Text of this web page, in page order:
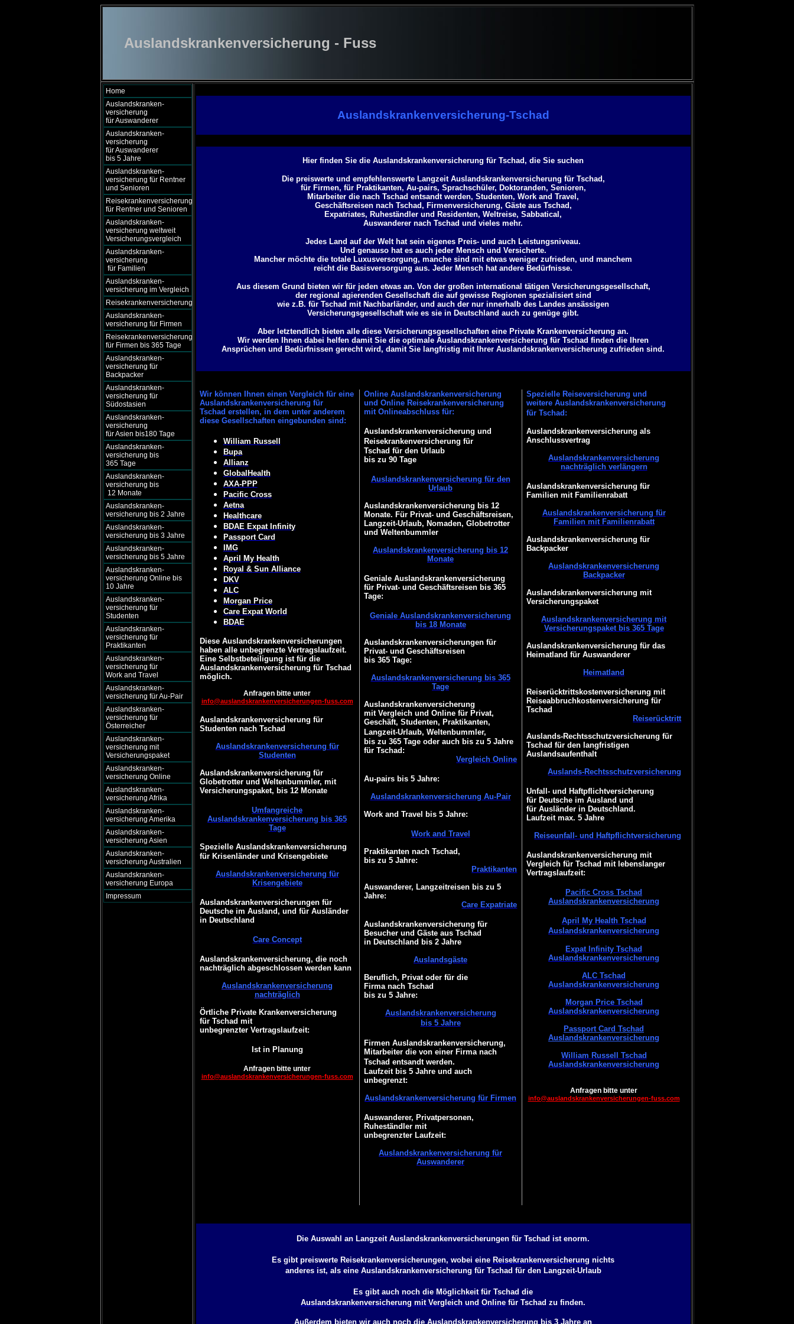
Auslandskrankenversicherung - Fuss
Home
Auslandskranken-
versicherung
für Auswanderer
Auslandskranken-
versicherung
für Auswanderer
bis 5 Jahre
Auslandskranken-
versicherung für Rentner
und Senioren
Reisekrankenversicherung
für Rentner und Senioren
Auslandskranken-
versicherung weltweit
Versicherungsvergleich
Auslandskranken-
versicherung
für Familien
Auslandskranken-
versicherung im Vergleich
Reisekrankenversicherung
Auslandskranken-
versicherung für Firmen
Reisekrankenversicherung
für Firmen bis 365 Tage
Auslandskranken-
versicherung für
Backpacker
Auslandskranken-
versicherung für
Südostasien
Auslandskranken-
versicherung
für Asien bis180 Tage
Auslandskranken-
versicherung bis
365 Tage
Auslandskranken-
versicherung bis
12 Monate
Auslandskranken-
versicherung bis 2 Jahre
Auslandskranken-
versicherung bis 3 Jahre
Auslandskranken-
versicherung bis 5 Jahre
Auslandskranken-
versicherung Online bis
10 Jahre
Auslandskranken-
versicherung für
Studenten
Auslandskranken-
versicherung für
Praktikanten
Auslandskranken-
versicherung für
Work and Travel
Auslandskranken-
versicherung für Au-Pair
Auslandskranken-
versicherung für
Österreicher
Auslandskranken-
versicherung mit
Versicherungspaket
Auslandskranken-
versicherung Online
Auslandskranken-
versicherung Afrika
Auslandskranken-
versicherung Amerika
Auslandskranken-
versicherung Asien
Auslandskranken-
versicherung Australien
Auslandskranken-
versicherung Europa
Impressum
Auslandskrankenversicherung-Tschad
Hier finden Sie die Auslandskrankenversicherung für Tschad, die Sie suchen
Die preiswerte und empfehlenswerte Langzeit Auslandskrankenversicherung für Tschad,
für Firmen, für Praktikanten, Au-pairs, Sprachschüler, Doktoranden, Senioren,
Mitarbeiter die nach Tschad entsandt werden, Studenten, Work and Travel,
Geschäftsreisen nach Tschad, Firmenversicherung, Gäste aus Tschad,
Expatriates, Ruheständler und Residenten, Weltreise, Sabbatical ,
Auswanderer nach Tschad und vieles mehr.
Jedes Land auf der Welt hat sein eigenes Preis- und auch Leistungsniveau.
Und genauso hat es auch jeder Mensch und Versicherte.
Mancher möchte die totale Luxusversorgung, manche sind mit etwas weniger zufrieden, und manchem
reicht die Basisversorgung aus. Jeder Mensch hat andere Bedürfnisse.
Aus diesem Grund bieten wir für jeden etwas an. Von der großen international tätigen Versicherungsgesellschaft,
der regional agierenden Gesellschaft die auf gewisse Regionen spezialisiert sind
wie z.B. für Tschad mit Nachbarländer, und auch der nur innerhalb des Landes ansässigen
Versicherungsgesellschaft wie es sie in Deutschland auch zu genüge gibt.
Aber letztendlich bieten alle diese Versicherungsgesellschaften eine Private Krankenversicherung an.
Wir werden Ihnen dabei helfen damit Sie die optimale Auslandskrankenversicherung für Tschad finden die Ihren
Ansprüchen und Bedürfnissen gerecht wird, damit Sie langfristig mit Ihrer Auslandskrankenversicherung zufrieden sind.
Wir könnenIhnen einen Vergleich für eine
Auslandskrankenversicherung für
Tschad erstellen, in dem unter anderem
diese Gesellschaften eingebunden sind:
William Russell
Bupa
Allianz
GlobalHealth
AXA-PPP
Pacific Cross
Aetna
Healthcare
BDAE Expat Infinity
Passport Card
IMG
April My Health
Royal & Sun Alliance
DKV
ALC
Morgan Price
Care Expat World
BDAE
Diese Auslandskrankenversicherungen
haben alle unbegrenzte Vertragslaufzeit.
Eine Selbstbeteiligung ist für die
Auslandskrankenversicherung für Tschad
möglich.
Anfragen bitte unter
info@auslandskrankenversicherungen-fuss.com
Auslandskrankenversicherung für
Studenten nach Tschad
Auslandskrankenversicherung für
Studenten
Auslandskrankenversicherung für
Globetrotter und Weltenbummler, mit
Versicherungspaket, bis 12 Monate
Umfangreiche
Auslandskrankenversicherung bis 365
Tage
Spezielle Auslandskrankenversicherung
für Krisenländer und Krisengebiete
Auslandskrankenversicherung für
Krisengebiete
Auslandskrankenversicherungen für
Deutsche im Ausland, und für Ausländer
in Deutschland
Care Concept
Auslandskrankenversicherung, die noch
nachträglich abgeschlossen werden kann
Auslandskrankenversicherung
nachträglich
Örtliche Private Krankenversicherung
für Tschad mit
unbegrenzter Vertragslaufzeit:
Ist in Planung
Anfragen bitte unter
info@auslandskrankenversicherungen-fuss.com
Online Auslandskrankenversicherung
und Online Reisekrankenversicherung
mit Onlineabschluss für:
Auslandskrankenversicherung und
Reisekrankenversicherung für
Tschad für den Urlaub
bis zu 90 Tage
Auslandskrankenversicherung für den
Urlaub
Auslandskrankenversicherung bis 12
Monate. Für Privat- und Geschäftsreisen,
Langzeit-Urlaub, Nomaden, Globetrotter
und Weltenbummler
Auslandskrankenversicherung bis 12
Monate
Geniale Auslandskrankenversicherung
für Privat- und Geschäftsreisen bis 365
Tage:
Geniale Auslandskrankenversicherung
bis 18 Monate
Auslandskrankenversicherungen für
Privat- und Geschäftsreisen
bis 365 Tage:
Auslandskrankenversicherung bis 365
Tage
Auslandskrankenversicherung
mit Vergleich und Online für Privat,
Geschäft, Studenten, Praktikanten,
Langzeit-Urlaub, Weltenbummler,
bis zu 365 Tage oder auch bis zu 5 Jahre
für Tschad:
Vergleich Online
Au-pairs bis 5 Jahre:
Auslandskrankenversicherung Au-Pair
Work and Travel bis 5 Jahre:
Work and Travel
Praktikanten nach Tschad,
bis zu 5 Jahre:
Praktikanten
Auswanderer, Langzeitreisen bis zu 5
Jahre:
Care Expatriate
Auslandskrankenversicherung für
Besucher und Gäste aus Tschad
in Deutschland bis 2 Jahre
Auslandsgäste
Beruflich, Privat oder für die
Firma nach Tschad
bis zu 5 Jahre:
Auslandskrankenversicherung
bis 5 Jahre
Firmen Auslandskrankenversicherung,
Mitarbeiter die von einer Firma nach
Tschad entsandt werden.
Laufzeit bis 5 Jahre und auch
unbegrenzt:
Auslandskrankenversicherung für Firmen
Auswanderer, Privatpersonen,
Ruheständler mit
unbegrenzter Laufzeit:
Auslandskrankenversicherung für
Auswanderer
Spezielle Reiseversicherung und
weitere Auslandskrankenversicherung
für Tschad:
Auslandskrankenversicherung als
Anschlussvertrag
Auslandskrankenversicherung
nachträglich verlängern
Auslandskrankenversicherung für
Familien mit Familienrabatt
Auslandskrankenversicherung für
Familien mit Familienrabatt
Auslandskrankenversicherung für
Backpacker
Auslandskrankenversicherung
Backpacker
Auslandskrankenversicherung mit
Versicherungspaket
Auslandskrankenversicherung mit
Versicherungspaket bis 365 Tage
Auslandskrankenversicherung für das
Heimatland für Auswanderer
Heimatland
Reiserücktrittskostenversicherung mit
Reiseabbruchkostenversicherung für
Tschad
Reiserücktritt
Auslands-Rechtsschutzversicherung für
Tschad für den langfristigen
Auslandsaufenthalt
Auslands-Rechtsschutzversicherung
Unfall- und Haftpflichtversicherung
für Deutsche im Ausland und
für Ausländer in Deutschland.
Laufzeit max. 5 Jahre
Reiseunfall- und Haftpflichtversicherung
Auslandskrankenversicherung mit
Vergleich für Tschad mit lebenslanger
Vertragslaufzeit:
Pacific Cross Tschad
Auslandskrankenversicherung
April My Health Tschad
Auslandskrankenversicherung
Expat Infinity Tschad
Auslandskrankenversicherung
ALC Tschad
Auslandskrankenversicherung
Morgan Price Tschad
Auslandskrankenversicherung
Passport Card Tschad
Auslandskrankenversicherung
William Russell Tschad
Auslandskrankenversicherung
Anfragen bitte unter
info@auslandskrankenversicherungen-fuss.com
Die Auswahl an Langzeit Auslandskrankenversicherungen für Tschad ist enorm.
Es gibt preiswerte Reisekrankenversicherungen, wobei eine Reisekrankenversicherung nichts
anderes ist, als eine Auslandskrankenversicherung für Tschad für den Langzeit-Urlaub
Es gibt auch noch die Möglichkeit für Tschad die
Auslandskrankenversicherung mit Vergleich und Online für Tschad zu finden.
Außerdem bieten wir auch noch die Auslandskrankenversicherung bis 3 Jahre an